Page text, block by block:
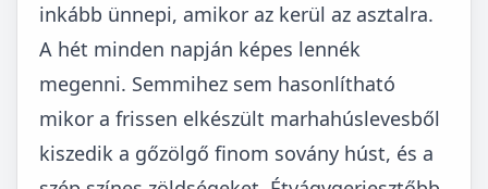
inkább ünnepi, amikor az kerül az asztalra.
A hét minden napján képes lennék
megenni. Semmihez sem hasonlítható
mikor a frissen elkészült marhahúslevesből
kiszedik a gőzölgő finom sovány húst, és a